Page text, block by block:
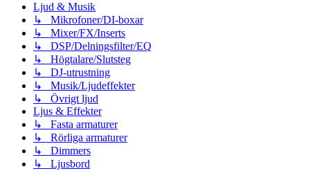
Ljud & Musik
↳ Mikrofoner/DI-boxar
↳ Mixer/FX/Inserts
↳ DSP/Delningsfilter/EQ
↳ Högtalare/Slutsteg
↳ DJ-utrustning
↳ Musik/Ljudeffekter
↳ Övrigt ljud
Ljus & Effekter
↳ Fasta armaturer
↳ Rörliga armaturer
↳ Dimmers
↳ Ljusbord